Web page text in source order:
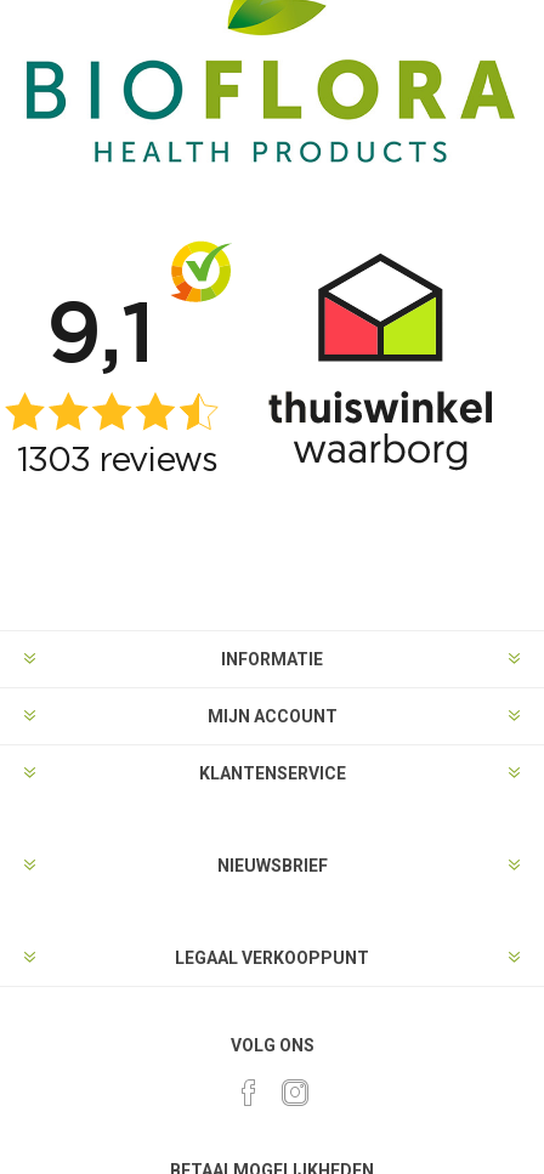
INFORMATIE
MIJN ACCOUNT
KLANTENSERVICE
NIEUWSBRIEF
LEGAAL VERKOOPPUNT
VOLG ONS